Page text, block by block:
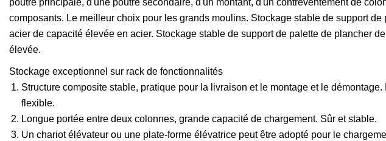
poutre principale, d'une poutre secondaire, d'un montant, d'un contreventement de
composants. Le meilleur choix pour les grands moulins. Stockage stable de support
acier de capacité élevée en acier. Stockage stable de support de palette de plancher
élevée.
Stockage exceptionnel sur rack de fonctionnalités
Structure composite stable, pratique pour la livraison et le montage et le
flexible.
Longue portée entre deux colonnes, grande capacité de chargement. Sûr et stable.
Un chariot élévateur ou une plate-forme élévatrice peut être adopté pour le